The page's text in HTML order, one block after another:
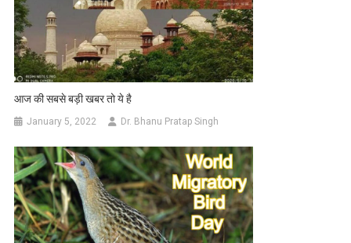
आज की सबसे बड़ी खबर तो ये है
January 5, 2022 Dr. Bhanu Pratap Singh